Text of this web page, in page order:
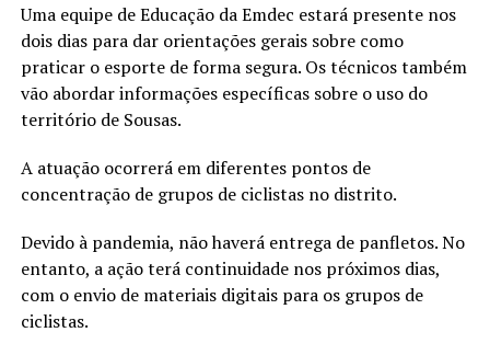
Uma equipe de Educação da Emdec estará presente nos
dois dias para dar orientações gerais sobre como
praticar o esporte de forma segura. Os técnicos também
vão abordar informações específicas sobre o uso do
território de Sousas.
A atuação ocorrerá em diferentes pontos de
concentração de grupos de ciclistas no distrito.
Devido à pandemia, não haverá entrega de panfletos. No
entanto, a ação terá continuidade nos próximos dias,
com o envio de materiais digitais para os grupos de
ciclistas.